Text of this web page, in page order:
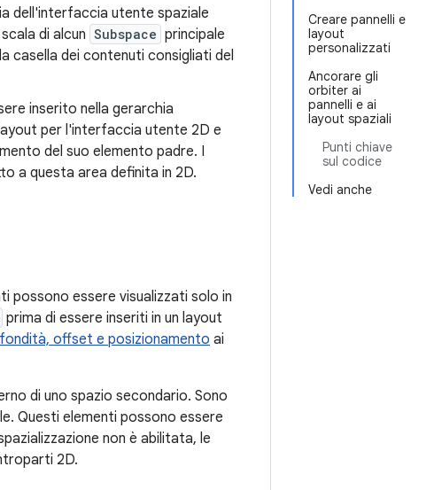
Creare pannelli e
layout
personalizzati
Ancorare gli
orbiter ai
pannelli e ai
layout spaziali
Punti chiave
sul codice
Vedi anche
dell'interfaccia utente spaziale
di alcun Subspace principale
casella dei contenuti consigliati del
inserito nella gerarchia
per l'interfaccia utente 2D e
del suo elemento padre. I
a questa area definita in 2D.
possono essere visualizzati solo in
prima di essere inseriti in un layout
offset e posizionamento ai
di uno spazio secondario. Sono
Questi elementi possono essere
non è abilitata, le
2D.